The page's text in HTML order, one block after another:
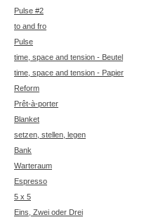
Pulse #2
to and fro
Pulse
time, space and tension - Beutel
time, space and tension - Papier
Reform
Prêt-à-porter
Blanket
setzen, stellen, legen
Bank
Warteraum
Espresso
5 x 5
Eins, Zwei oder Drei